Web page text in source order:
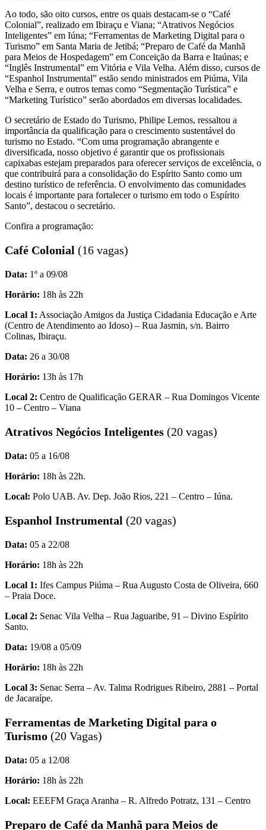
Ao todo, são oito cursos, entre os quais destacam-se o “Café
Colonial”, realizado em Ibiraçu e Viana; “Atrativos Negócios
Inteligentes” em Iúna; “Ferramentas de Marketing Digital para o
Turismo” em Santa Maria de Jetibá; “Preparo de Café da Manhã
para Meios de Hospedagem” em Conceição da Barra e Itaúnas; e
“Inglês Instrumental” em Vitória e Vila Velha. Além disso, cursos de
“Espanhol Instrumental” estão sendo ministrados em Piúma, Vila
Velha e Serra, e outros temas como “Segmentação Turística” e
“Marketing Turístico” serão abordados em diversas localidades.
O secretário de Estado do Turismo, Philipe Lemos, ressaltou a
importância da qualificação para o crescimento sustentável do
turismo no Estado. “Com uma programação abrangente e
diversificada, nosso objetivo é garantir que os profissionais
capixabas estejam preparados para oferecer serviços de excelência, o
que contribuirá para a consolidação do Espírito Santo como um
destino turístico de referência. O envolvimento das comunidades
locais é importante para fortalecer o turismo em todo o Espírito
Santo”, destacou o secretário.
Confira a programação:
Café Colonial (16 vagas)
Data: 1º a 09/08
Horário: 18h às 22h
Local 1: Associação Amigos da Justiça Cidadania Educação e Arte
(Centro de Atendimento ao Idoso) – Rua Jasmin, s/n. Bairro
Colinas, Ibiraçu.
Data: 26 a 30/08
Horário: 13h às 17h
Local 2: Centro de Qualificação GERAR – Rua Domingos Vicente
10 – Centro – Viana
Atrativos Negócios Inteligentes (20 vagas)
Data: 05 a 16/08
Horário: 18h às 22h.
Local: Polo UAB. Av. Dep. João Rios, 221 – Centro – Iúna.
Espanhol Instrumental (20 vagas)
Data: 05 a 22/08
Horário: 18h às 22h
Local 1: Ifes Campus Piúma – Rua Augusto Costa de Oliveira, 660
– Praia Doce.
Local 2: Senac Vila Velha – Rua Jaguaribe, 91 – Divino Espírito
Santo.
Data: 19/08 a 05/09
Horário: 18h às 22h
Local 3: Senac Serra – Av. Talma Rodrigues Ribeiro, 2881 – Portal
de Jacaraípe.
Ferramentas de Marketing Digital para o
Turismo (20 Vagas)
Data: 05 a 12/08
Horário: 18h às 22h
Local: EEEFM Graça Aranha – R. Alfredo Potratz, 131 – Centro
Preparo de Café da Manhã para Meios de